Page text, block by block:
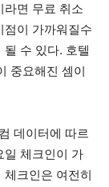
라면 무료 취소
점이 가까워질수
수 있다. 호텔
중요해진 셈이
데이터에 따르
일 체크인이 가
크인은 여전히